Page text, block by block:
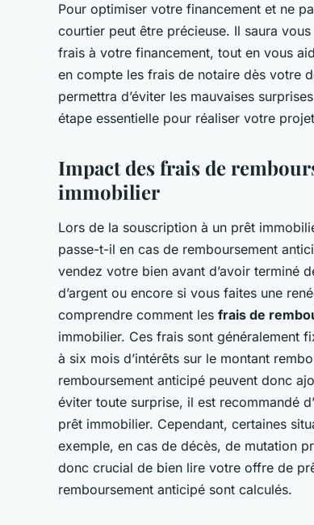
Pour optimiser votre financement et ne
courtier peut être précieuse. Il saura
frais à votre financement, tout en vous
en compte les frais de notaire dès votre
permettra d’éviter les mauvaises
étape essentielle pour réaliser votre
Impact des frais de
immobilier
Lors de la souscription à un prêt
passe-t-il en cas de remboursement
vendez votre bien avant d’avoir terminé
d’argent ou encore si vous faites une
comprendre comment les frais de
immobilier. Ces frais sont généralement
à six mois d’intérêts sur le montant
remboursement anticipé peuvent donc
éviter toute surprise, il est recommandé
prêt immobilier. Cependant, certaines
exemple, en cas de décès, de mutation
donc crucial de bien lire votre offre de
remboursement anticipé sont calculés.